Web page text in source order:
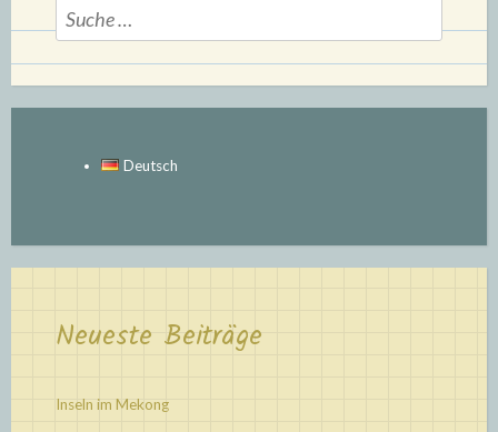
Suche
nach:
Deutsch
Neueste Beiträge
Inseln im Mekong